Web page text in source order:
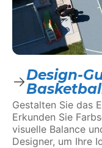
Design-
Gestalten Sie das
Erkunden Sie
visuelle Balance
Designer, um Ihre